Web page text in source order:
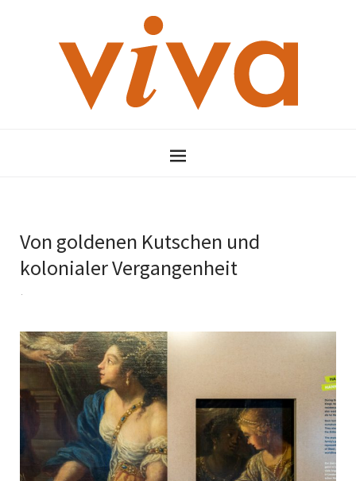
Von goldenen Kutschen und
kolonialer Vergangenheit